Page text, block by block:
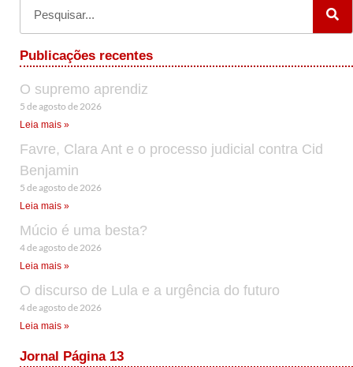
Publicações recentes
O supremo aprendiz
5 de agosto de 2026
Leia mais »
Favre, Clara Ant e o processo judicial contra Cid
Benjamin
5 de agosto de 2026
Leia mais »
Múcio é uma besta?
4 de agosto de 2026
Leia mais »
O discurso de Lula e a urgência do futuro
4 de agosto de 2026
Leia mais »
Jornal Página 13